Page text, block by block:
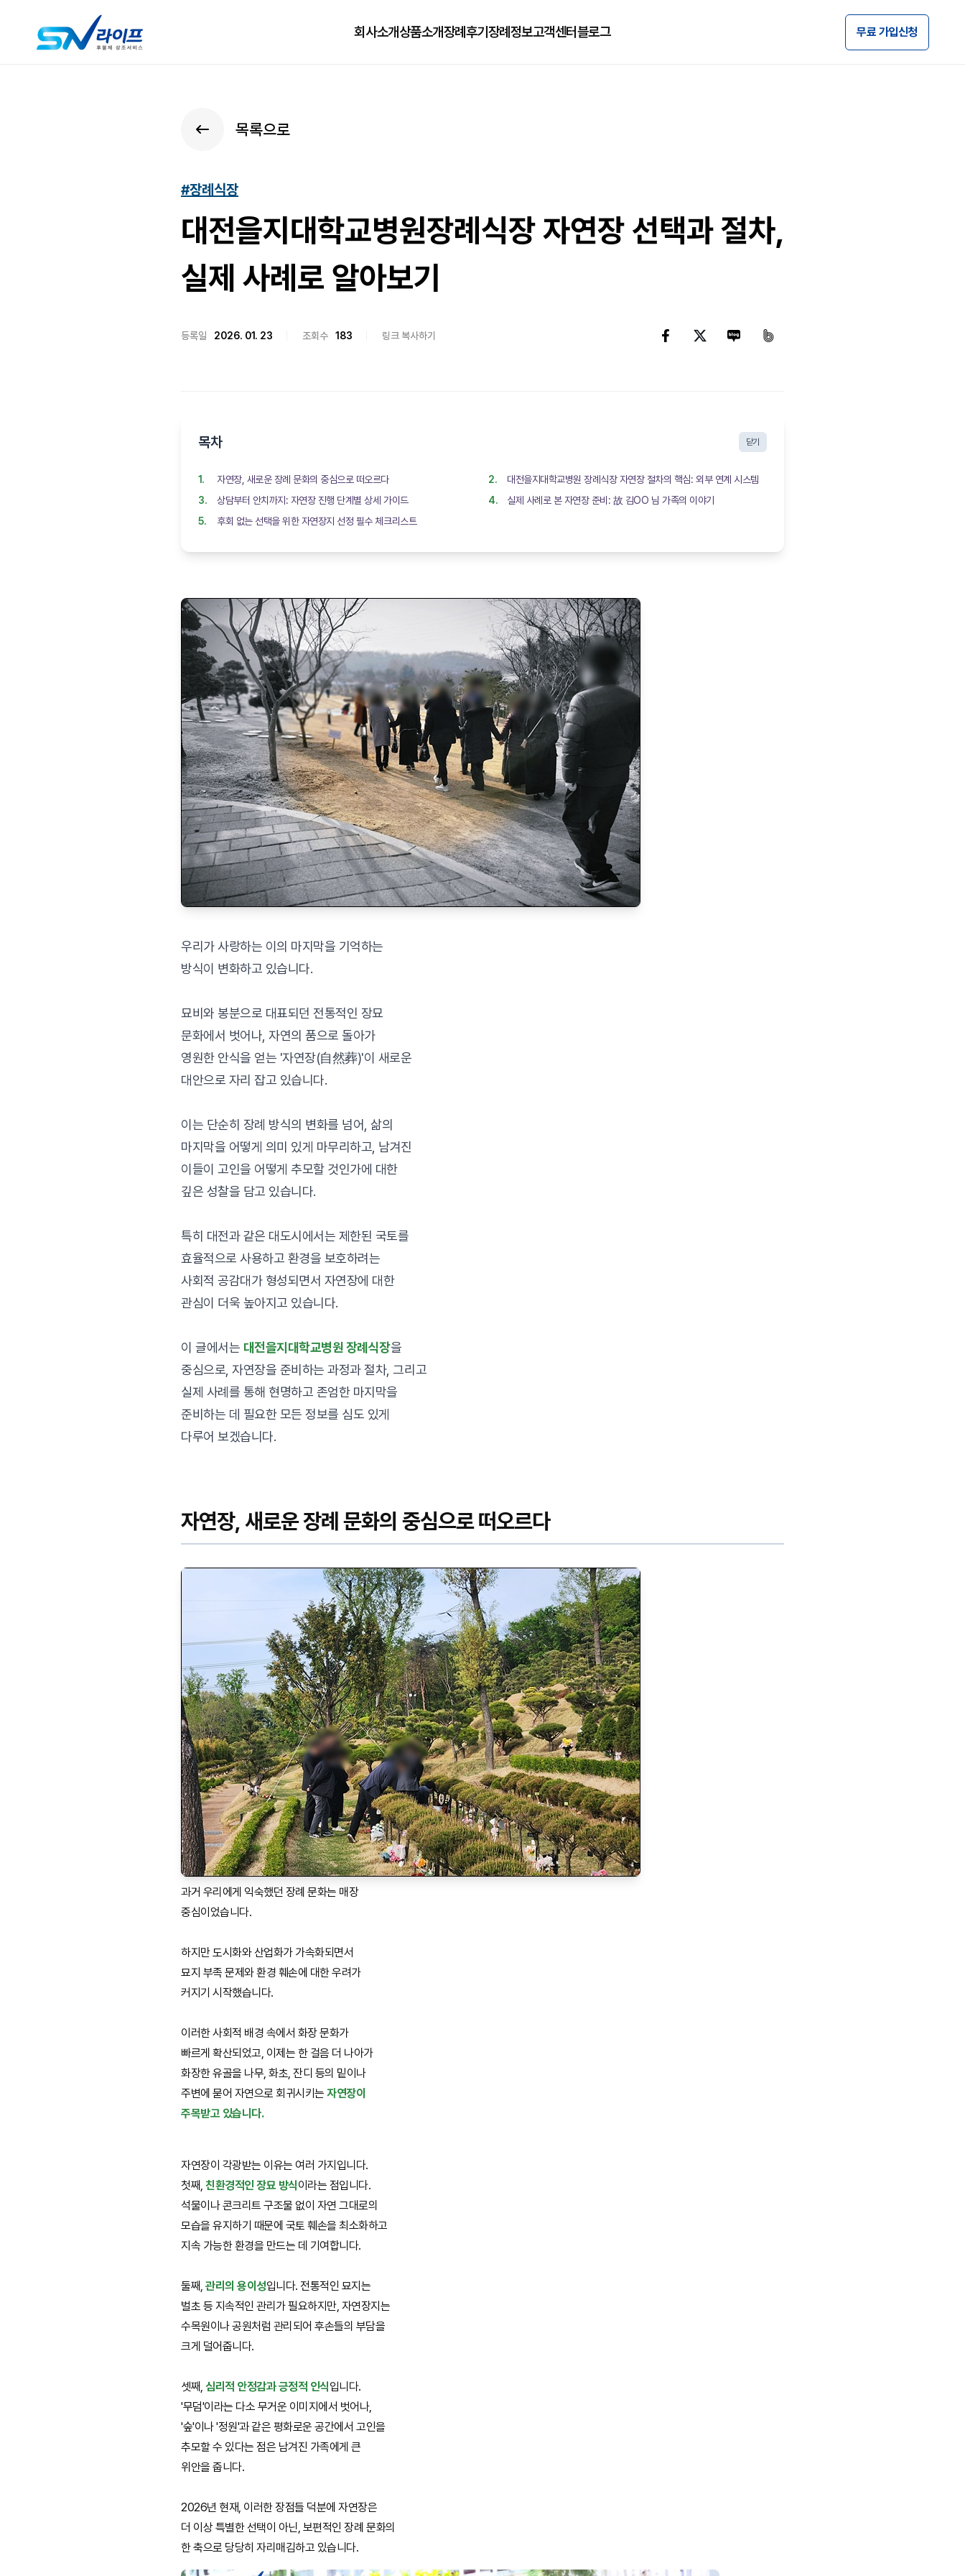
회사소개상품소개장례후기 장례정보고객센터블로그 무료 가입신청
목록으로
#장례식장
대전을지대학교병원장례식장 자연장 선택과 절차,
실제 사례로 알아보기
등록일 2026. 01. 23 조회수 183 링크 복사하기
목차 닫기
자연장, 새로운 장례 문화의 중심으로 떠오르다
대전을지대학교병원 장례식장 자연장 절차의 핵심: 외부 연계 시스템
상담부터 안치까지: 자연장 진행 단계별 상세 가이드
실제 사례로 본 자연장 준비: 故 김OO 님 가족의 이야기
후회 없는 선택을 위한 자연장지 선정 필수 체크리스트
우리가 사랑하는 이의 마지막을 기억하는
방식이 변화하고 있습니다.
묘비와 봉분으로 대표되던 전통적인 장묘
문화에서 벗어나, 자연의 품으로 돌아가
영원한 안식을 얻는 '자연장(自然葬)'이 새로운
대안으로 자리 잡고 있습니다.
이는 단순히 장례 방식의 변화를 넘어, 삶의
마지막을 어떻게 의미 있게 마무리하고, 남겨진
이들이 고인을 어떻게 추모할 것인가에 대한
깊은 성찰을 담고 있습니다.
특히 대전과 같은 대도시에서는 제한된 국토를
효율적으로 사용하고 환경을 보호하려는
사회적 공감대가 형성되면서 자연장에 대한
관심이 더욱 높아지고 있습니다.
이 글에서는 대전을지대학교병원 장례식장을
중심으로, 자연장을 준비하는 과정과 절차, 그리고
실제 사례를 통해 현명하고 존엄한 마지막을
준비하는 데 필요한 모든 정보를 심도 있게
다루어 보겠습니다.
자연장, 새로운 장례 문화의 중심으로 떠오르다
과거 우리에게 익숙했던 장례 문화는 매장
중심이었습니다.
하지만 도시화와 산업화가 가속화되면서
묘지 부족 문제와 환경 훼손에 대한 우려가
커지기 시작했습니다.
이러한 사회적 배경 속에서 화장 문화가
빠르게 확산되었고, 이제는 한 걸음 더 나아가
화장한 유골을 나무, 화초, 잔디 등의 밑이나
주변에 묻어 자연으로 회귀시키는자연장이
주목받고 있습니다.
자연장이 각광받는 이유는 여러 가지입니다.
첫째,친환경적인 장묘 방식이라는 점입니다.
석물이나 콘크리트 구조물 없이 자연 그대로의
모습을 유지하기 때문에 국토 훼손을 최소화하고
지속 가능한 환경을 만드는 데 기여합니다.
둘째,관리의 용이성입니다. 전통적인 묘지는
벌초 등 지속적인 관리가 필요하지만, 자연장지는
수목원이나 공원처럼 관리되어 후손들의 부담을
크게 덜어줍니다.
셋째,심리적 안정감과 긍정적 인식입니다.
'무덤'이라는 다소 무거운 이미지에서 벗어나,
'숲'이나 '정원'과 같은 평화로운 공간에서 고인을
추모할 수 있다는 점은 남겨진 가족에게 큰
위안을 줍니다.
2026년 현재, 이러한 장점들 덕분에 자연장은
더 이상 특별한 선택이 아닌, 보편적인 장례 문화의
한 축으로 당당히 자리매김하고 있습니다.